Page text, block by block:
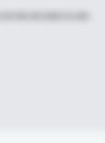
hier een kaart te zien.